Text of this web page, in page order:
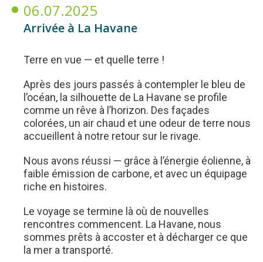
06.07.2025
Arrivée à La Havane
Terre en vue — et quelle terre !
Après des jours passés à contempler le bleu de
l’océan, la silhouette de La Havane se profile
comme un rêve à l’horizon. Des façades
colorées, un air chaud et une odeur de terre nous
accueillent à notre retour sur le rivage.
Nous avons réussi — grâce à l’énergie éolienne, à
faible émission de carbone, et avec un équipage
riche en histoires.
Le voyage se termine là où de nouvelles
rencontres commencent. La Havane, nous
sommes prêts à accoster et à décharger ce que
la mer a transporté.